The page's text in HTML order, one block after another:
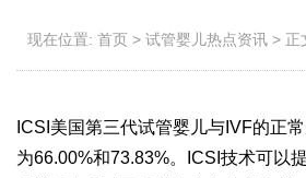
现在位置: 首页 > 试管婴儿热点资讯 > 正
ICSI美国第三代试管婴儿与IVF的正
为66.00%和73.83%。ICSI技术可以